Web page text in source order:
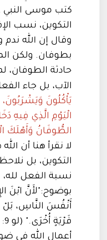
كتب موسى
التكوين، نسب
وقال إن الله ندم
بطوفان. ولكن
حادثة الطوفان،
الآب، بل جاء
يَأْكُلُونَ وَيَشْرَبُونَ،
الْيَوْمِ الَّذِي فِيهِ
الطُّوفَانُ وَأَهْلَكَ
لا نقرأ هنا أن
التكوين، بل
نسبة الفعل
بوضوح:"لأَنَّ ابْنَ
أَنْفُسَ النَّاسِ،
أعمال الله